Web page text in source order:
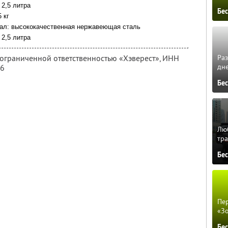
литра
кг
высококачественная нержавеющая сталь
литра
ответственностью «Хэверест», ИНН